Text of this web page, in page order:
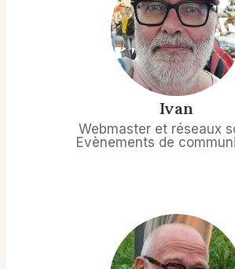
Ivan
Webmaster et réseaux
Evènements de